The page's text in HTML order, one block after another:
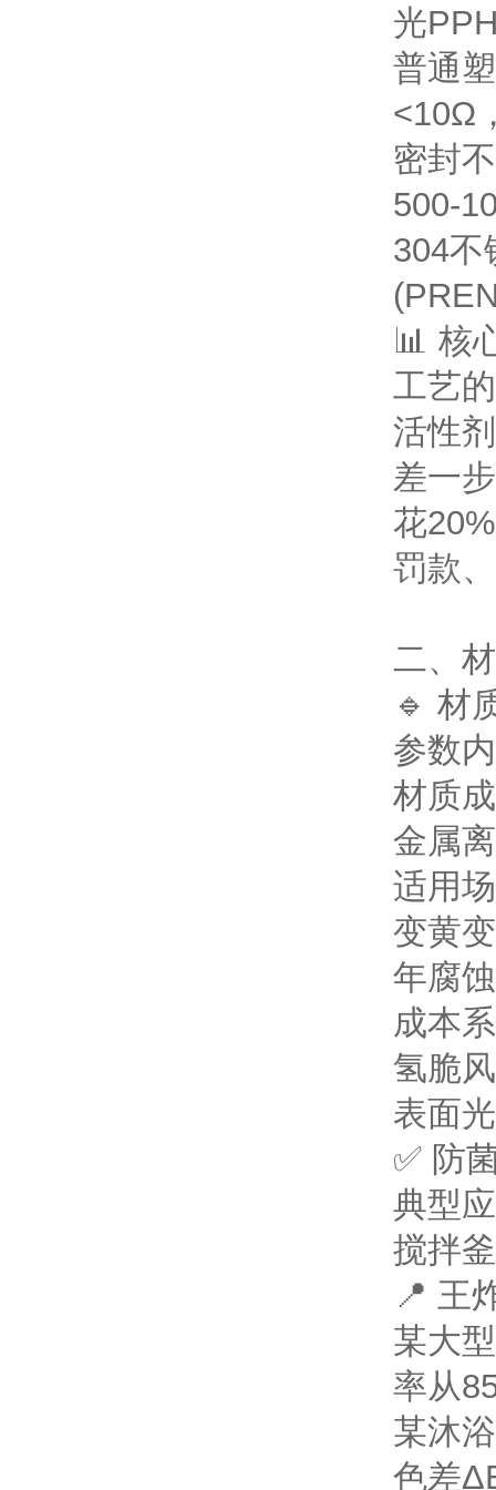
光
普通
<10Ω
密封
500-
304
📊 核
工艺
活性
差一
花
罚款
二、
🔹 材
参数
材质
金属
适用
变黄
年腐
成本
氢脆
表面
✅ 防
典型
搅拌
📍 王
某大
率从
某沐
色差